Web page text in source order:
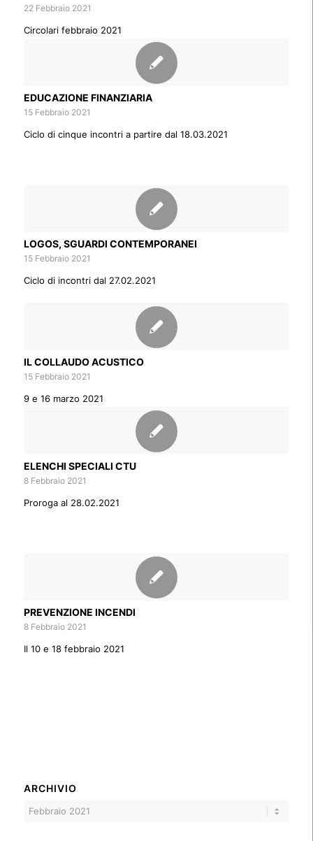
22 Febbraio 2021
Circolari febbraio 2021
EDUCAZIONE FINANZIARIA
15 Febbraio 2021
Ciclo di cinque incontri a partire dal 18.03.2021
LOGOS, SGUARDI CONTEMPORANEI
15 Febbraio 2021
Ciclo di incontri dal 27.02.2021
IL COLLAUDO ACUSTICO
15 Febbraio 2021
9 e 16 marzo 2021
ELENCHI SPECIALI CTU
8 Febbraio 2021
Proroga al 28.02.2021
PREVENZIONE INCENDI
8 Febbraio 2021
Il 10 e 18 febbraio 2021
ARCHIVIO